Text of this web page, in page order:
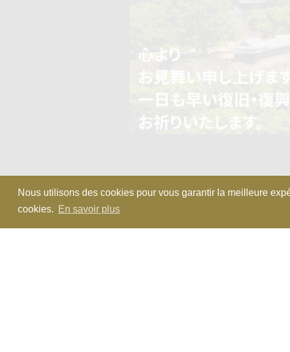
Nous utilisons des cookies pour vous garantir la meilleure
cookies. En savoir plus